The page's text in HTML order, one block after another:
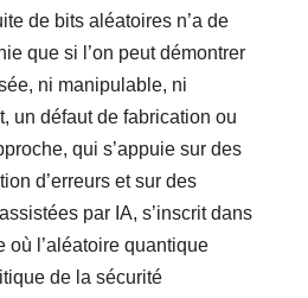
de bits aléatoires n’a de
que si l’on peut démontrer
ni manipulable, ni
un défaut de fabrication ou
qui s’appuie sur des
d’erreurs et sur des
par IA, s’inscrit dans
où l’aléatoire quantique
de la sécurité